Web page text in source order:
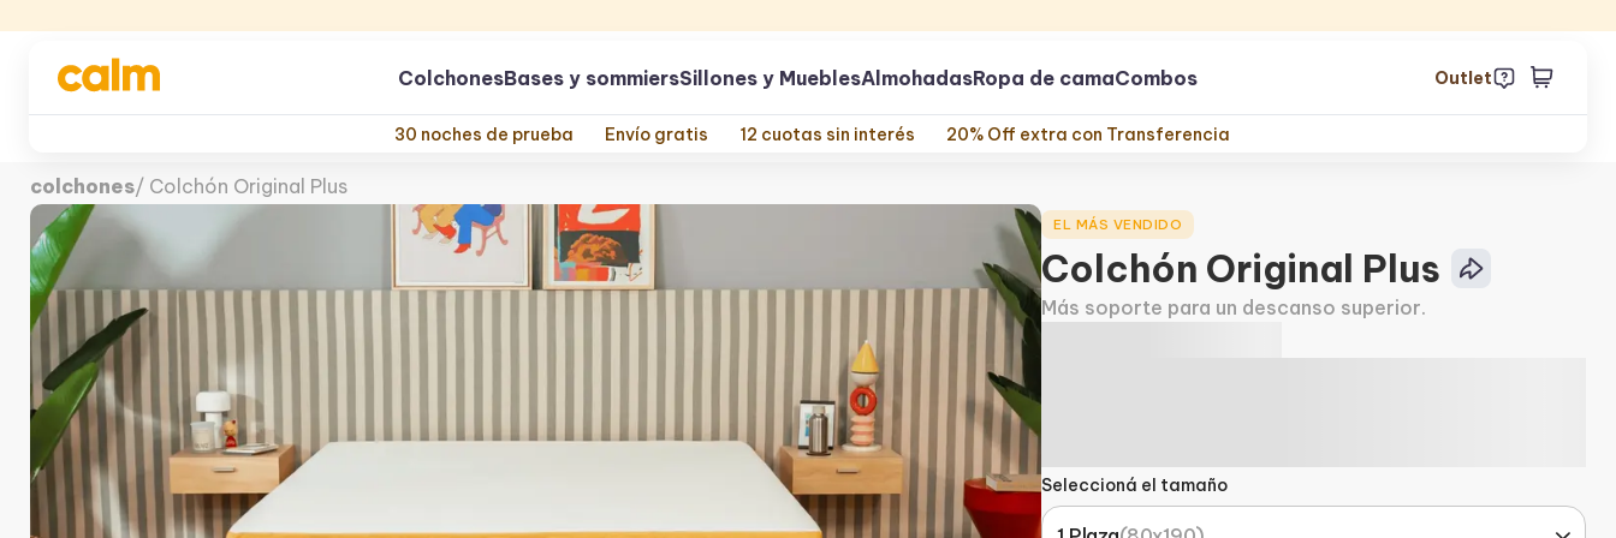
ColchonesBases y sommiersSillones y MueblesAlmohadasRopa de camaCombos Outlet
30 noches de prueba Envío gratis 12 cuotas sin interés 20% Off extra con Transferencia
colchones/ Colchón Original Plus
EL MÁS VENDIDO
Colchón Original Plus
Más soporte para un descanso superior.
Seleccioná el tamaño